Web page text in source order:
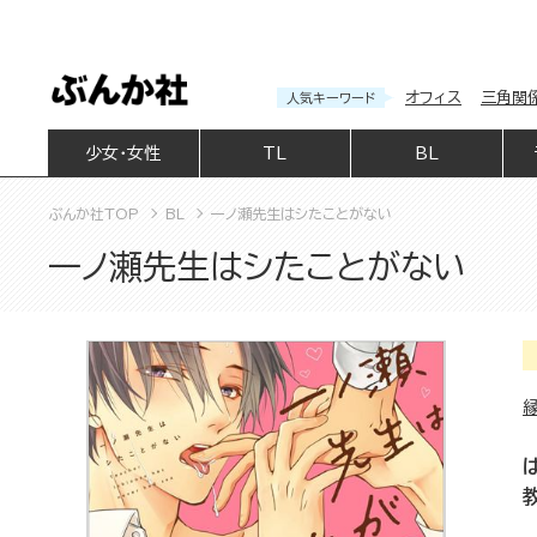
人気キーワード オフィス 三角関
少女・女性 BL
ぶんか社TOP BL 一ノ瀬先生はシたことがない
一ノ瀬先生はシたことがない